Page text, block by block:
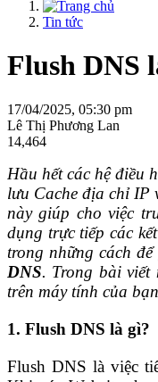
Tin tức
Flush DNS
17/04/2025, 05:30 pm
Lê Thị Phương Lan
14,464
Hầu hết các hệ điều
lưu Cache địa chỉ IP
này giúp cho việc
dụng trực tiếp các
trong những cách
DNS. Trong bài viết
trên máy tính của
1. Flush DNS là gì?
Flush DNS là việc